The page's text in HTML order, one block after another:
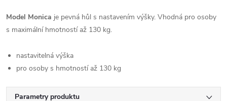
Model Monica je pevná hůl s nastavením výšky. Vhodná pro osoby
s maximální hmotností až 130 kg.
nastavitelná výška
pro osoby s hmotností až 130 kg
Parametry produktu